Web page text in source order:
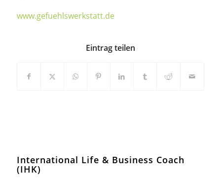
www.gefuehlswerkstatt.de
Eintrag teilen
International Life & Business Coach
(IHK)